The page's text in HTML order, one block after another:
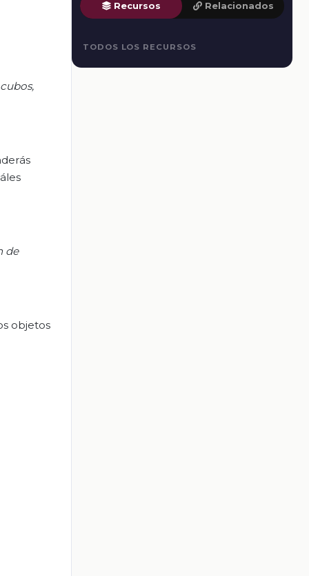
de
objetos
Recursos Relacionados
TODOS LOS RECURSOS